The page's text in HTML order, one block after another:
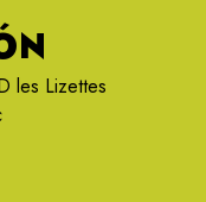
les Lizettes